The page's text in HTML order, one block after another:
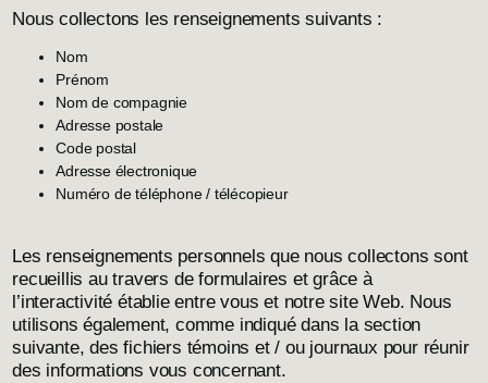
Nous collectons les renseignements suivants :
Nom
Prénom
Nom de compagnie
Adresse postale
Code postal
Adresse électronique
Numéro de téléphone / télécopieur
Les renseignements personnels que nous collectons sont
recueillis au travers de formulaires et grâce à
l’interactivité établie entre vous et notre site Web. Nous
utilisons également, comme indiqué dans la section
suivante, des fichiers témoins et / ou journaux pour réunir
des informations vous concernant.